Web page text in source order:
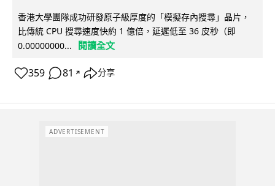
香港大學團隊成功研發原子級厚度的「模擬存內搜尋」晶片，
比傳統 CPU 搜尋速度快約 1 億倍，延遲低至 36 皮秒（即
0.00000000...
閱讀全文
359 81 ↗ 分享
ADVERTISEMENT